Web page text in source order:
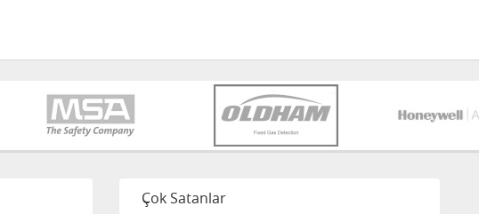
Çok Satanlar